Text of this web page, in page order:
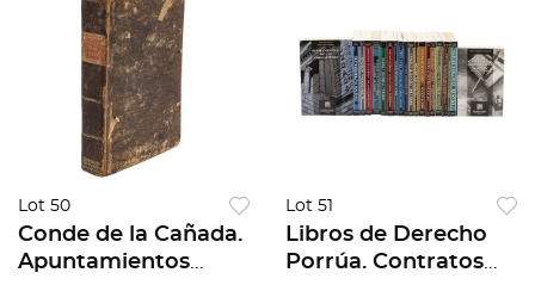
Lot 50
Conde de la Cañada.
Apuntamientos
Lot 51
Libros de Derecho
Porrúa. Contratos